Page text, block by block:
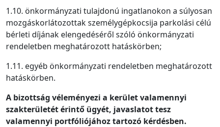
1.10. önkormányzati tulajdonú ingatlanokon a súlyosan
mozgáskorlátozottak személygépkocsija parkolási célú
bérleti díjának elengedéséről szóló önkormányzati
rendeletben meghatározott hatáskörben;
1.11. egyéb önkormányzati rendeletben meghatározott
hatáskörben.
A bizottság véleményezi a kerület valamennyi
szakterületét érintő ügyét, javaslatot tesz
valamennyi portfóliójához tartozó kérdésben.